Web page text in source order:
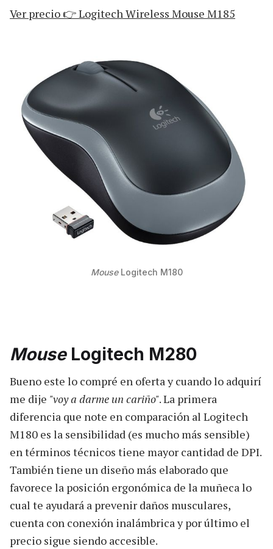
Ver precio 👉 Logitech Wireless Mouse M185
Mouse Logitech M180
Mouse Logitech M280
Bueno este lo compré en oferta y cuando lo adquirí
me dije "voy a darme un cariño". La primera
diferencia que note en comparación al Logitech
M180 es la sensibilidad (es mucho más sensible)
en términos técnicos tiene mayor cantidad de DPI.
También tiene un diseño más elaborado que
favorece la posición ergonómica de la muñeca lo
cual te ayudará a prevenir daños musculares,
cuenta con conexión inalámbrica y por último el
precio sigue siendo accesible.